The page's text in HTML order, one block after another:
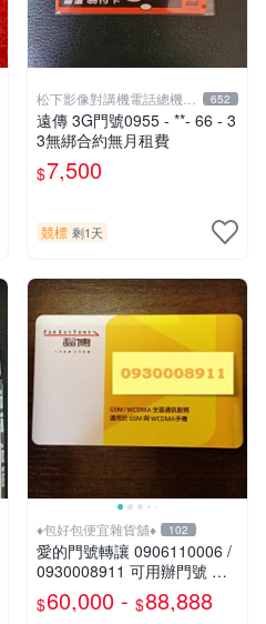
松下影像對講機電話總機專
賣店1
652
遠傳 3G門號0955 - **- 66 - 3
3無綁合約無月租費
$7,500
競標 剩1天
♦包好包便宜雜貨舖♦ 102
愛的門號轉讓 0906110006 /
0930008911 可用辦門號 數
字磁場門號 相伴一生的好門
號 需過戶無合約
$60,000 - $88,888